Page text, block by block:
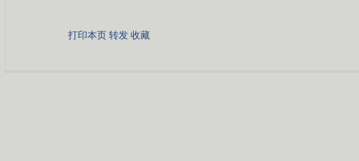
打印本页 转发 收藏